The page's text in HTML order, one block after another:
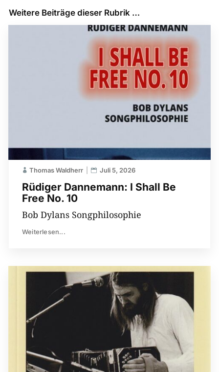
Weitere Beiträge dieser Rubrik …
Rüdiger Dannemann: I Shall Be
Free No. 10
Thomas Waldherr Juli 5, 2026
Bob Dylans Songphilosophie
Weiterlesen...